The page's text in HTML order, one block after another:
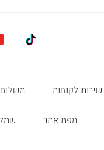
שירות לקוחות
מפת אתר שמלות
tiktok